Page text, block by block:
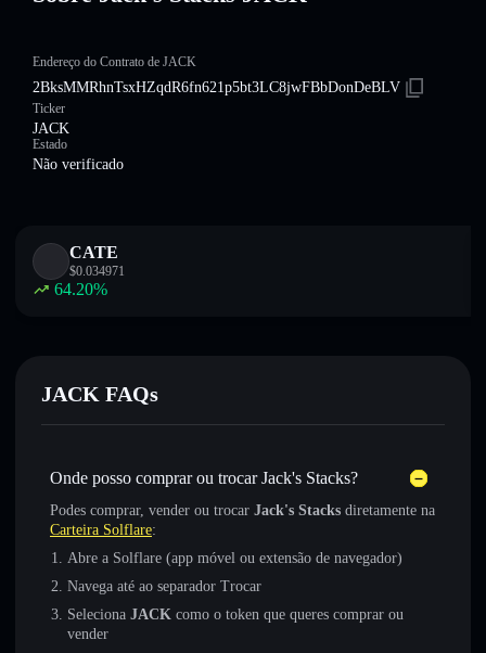
Endereço do Contrato de JACK
2BksMMRhnTsxHZqdR6fn621p5bt3LC8jwFBbDonDeBLV
Ticker
JACK
Estado
Não verificado
CATE
$0.034971
64.20%
JACK FAQs
Onde posso comprar ou trocar Jack's Stacks?
Podes comprar, vender ou trocar Jack's Stacks diretamente na
Carteira Solflare:
Abre a Solflare (app móvel ou extensão de navegador)
Navega até ao separador Trocar
Seleciona JACK como o token que queres comprar ou
vender